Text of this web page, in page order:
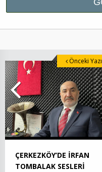
ÇERKEZKÖY’DE İRFAN
TOMBALAK SESLERİ
Önceki Yazı